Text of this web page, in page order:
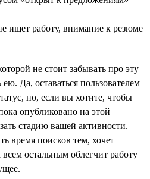
ищет работу, внимание к резюме
не стоит забывать про эту
Да, оставаться пользователем
но, если вы хотите, чтобы
опубликовано на этой
стадию вашей активности.
время поисков тем, хочет
всем остальным облегчит работу